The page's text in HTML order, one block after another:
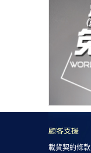
顧客支援
載貨契約條款